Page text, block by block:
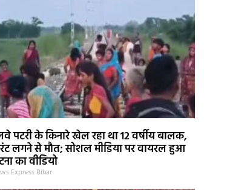
पटरी के किनारे खेल रहा था 12 वर्षीय बालक,
लगने से मौत; सोशल मीडिया पर वायरल हुआ
का वीडियो
Express Bihar